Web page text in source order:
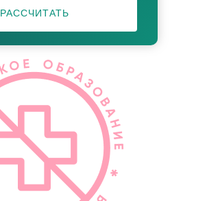
РАССЧИТАТЬ